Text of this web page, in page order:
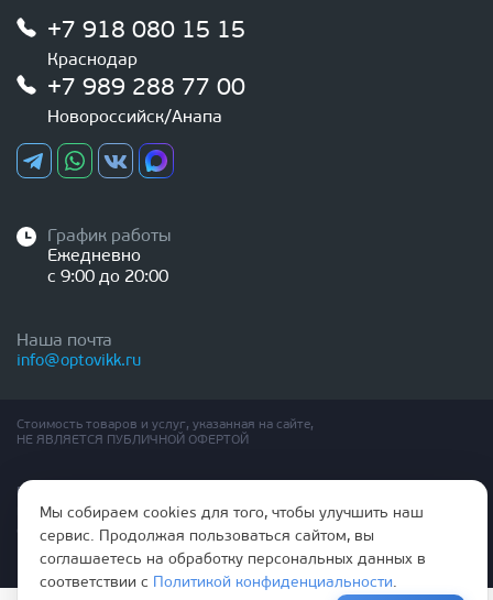
+7 918 080 15 15
Краснодар
+7 989 288 77 00
Новороссийск/Анапа
График работы
Ежедневно
с 9:00 до 20:00
Наша почта
info@optovikk.ru
Стоимость товаров и услуг, указанная на сайте,
НЕ ЯВЛЯЕТСЯ ПУБЛИЧНОЙ ОФЕРТОЙ
Правила эксплутации входных и межкомнатных дверей
Политика обработки персональных данных
Согласие на обработку персональных данных
Мы собираем cookies для того, чтобы улучшить наш
сервис. Продолжая пользоваться сайтом, вы
соглашаетесь на обработку персональных данных в
соответствии с
Политикой конфиденциальности.